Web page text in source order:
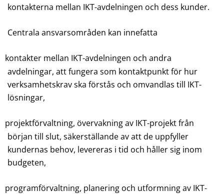
kontakterna mellan IKT-avdelningen och dess kunder.
Centrala ansvarsområden kan innefatta
kontakter mellan IKT-avdelningen och andra
avdelningar, att fungera som kontaktpunkt för hur
verksamhetskrav ska förstås och omvandlas till IKT-
lösningar,
projektförvaltning, övervakning av IKT-projekt från
början till slut, säkerställande av att de uppfyller
kundernas behov, levereras i tid och håller sig inom
budgeten,
programförvaltning, planering och utformning av IKT-